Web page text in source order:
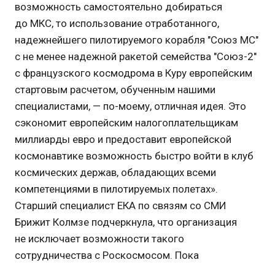
возможность самостоятельно добираться
до МКС, то использование отработанного,
надежнейшего пилотируемого корабля "Союз МС"
с не менее надежной ракетой семейства "Союз-2"
с французского космодрома в Куру европейским
стартовым расчетом, обученным нашими
специалистами, — по-моему, отличная идея. Это
сэкономит европейским налогоплательщикам
миллиарды евро и предоставит европейской
космонавтике возможность быстро войти в клуб
космических держав, обладающих всеми
компетенциями в пилотируемых полетах».
Старший специалист ЕКА по связям со СМИ
Брижит Колмзе подчеркнула, что организация
не исключает возможности такого
сотрудничества с Роскосмосом. Пока